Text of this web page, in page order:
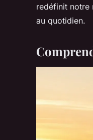
redéfinit notre
au quotidien.